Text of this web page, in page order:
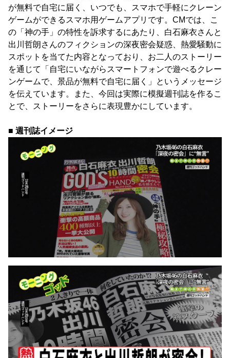
が無料で自宅に届く、いつでも、スマホで手軽にクレーン
ゲームができるスマホ用ゲームアプリです。CMでは、こ
の「神の手」の特性を訴求するにあたり、白石麻衣さんと
出川哲朗さんのフィクションの深夜密会疑惑、熱愛騒動に
スポットを当てた内容となっており、お二人のストーリー
を通じて「自宅にいながらスマートフォンで遊べるクレー
ンゲームで、景品が無料で自宅に届く」というメッセージ
を伝えています。また、今回は実際に模擬週刊誌を作るこ
とで、ストーリーをさらに表現豊かにしています。
■ 週刊誌イメージ